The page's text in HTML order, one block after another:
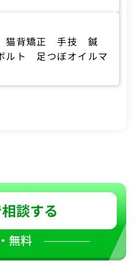
猫背矯正 手技 鍼
ト 足つぼオイルマ